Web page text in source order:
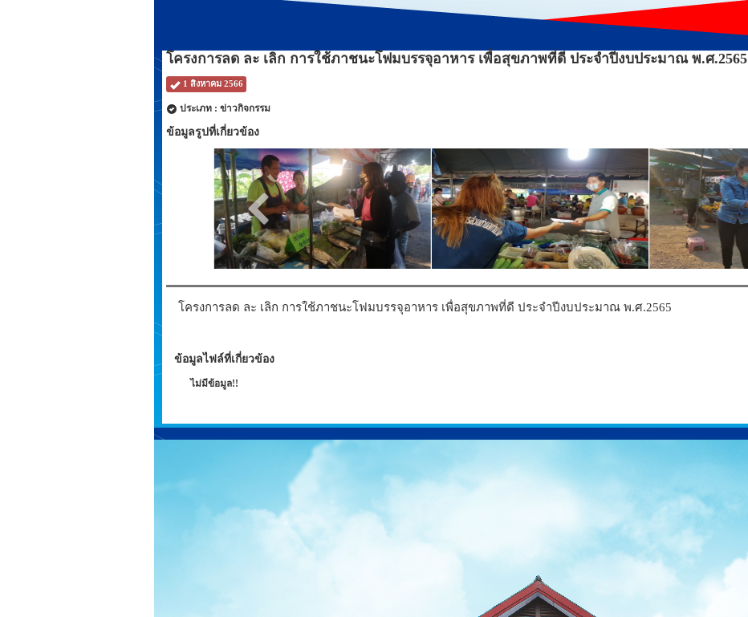
โครงการลด ละ เลิก การใช้ภาชนะโฟมบรรจุอาหาร เพื่อสุขภาพที่ดี ประจำปีงบประมาณ พ.ศ.2565
1 สิงหาคม 2566
ประเภท : ข่าวกิจกรรม
ข้อมูลรูปที่เกี่ยวข้อง
โครงการลด ละ เลิก การใช้ภาชนะโฟมบรรจุอาหาร เพื่อสุขภาพที่ดี ประจำปีงบประมาณ พ.ศ.2565
ข้อมูลไฟล์ที่เกี่ยวข้อง
ไม่มีข้อมูล!!